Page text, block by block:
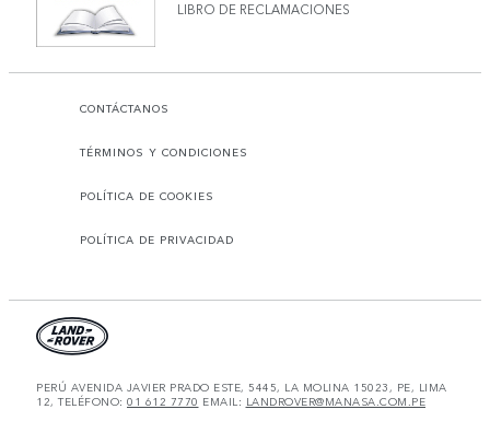
LIBRO DE RECLAMACIONES
CONTÁCTANOS
TÉRMINOS Y CONDICIONES
POLÍTICA DE COOKIES
POLÍTICA DE PRIVACIDAD
PERÚ AVENIDA JAVIER PRADO ESTE, 5445, LA MOLINA 15023, PE, LIMA
12, TELÉFONO: 01 612 7770 EMAIL: LANDROVER@MANASA.COM.PE